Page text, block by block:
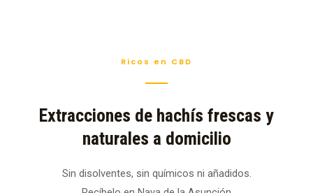
Ricos en CBD
Extracciones de hachís frescas y
naturales a domicilio
Sin disolventes, sin químicos ni añadidos.